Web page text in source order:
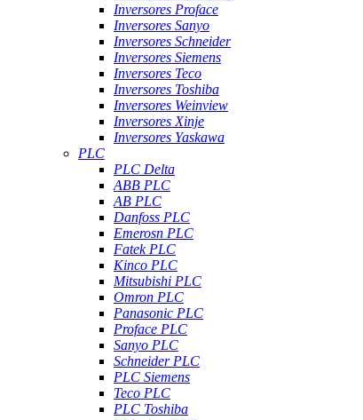
Inversores Proface
Inversores Sanyo
Inversores Schneider
Inversores Siemens
Inversores Teco
Inversores Toshiba
Inversores Weinview
Inversores Xinje
Inversores Yaskawa
PLC
PLC Delta
ABB PLC
AB PLC
Danfoss PLC
Emerosn PLC
Fatek PLC
Kinco PLC
Mitsubishi PLC
Omron PLC
Panasonic PLC
Proface PLC
Sanyo PLC
Schneider PLC
PLC Siemens
Teco PLC
PLC Toshiba